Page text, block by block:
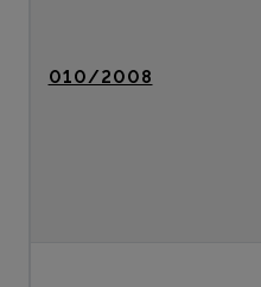
010/2008